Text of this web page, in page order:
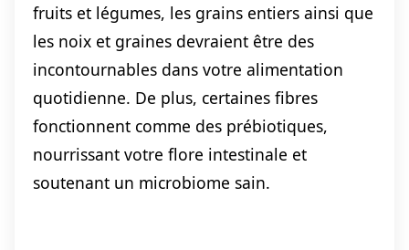
fruits et légumes, les grains entiers ainsi que
les noix et graines devraient être des
incontournables dans votre alimentation
quotidienne. De plus, certaines fibres
fonctionnent comme des prébiotiques,
nourrissant votre flore intestinale et
soutenant un microbiome sain.